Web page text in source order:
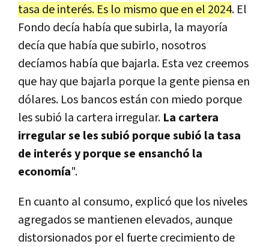
tasa de interés. Es lo mismo que en el 2024. El
Fondo decía había que subirla, la mayoría
decía que había que subirlo, nosotros
decíamos había que bajarla. Esta vez creemos
que hay que bajarla porque la gente piensa en
dólares. Los bancos están con miedo porque
les subió la cartera irregular. La cartera
irregular se les subió porque subió la tasa
de interés y porque se ensanchó la
economía".
En cuanto al consumo, explicó que los niveles
agregados se mantienen elevados, aunque
distorsionados por el fuerte crecimiento de